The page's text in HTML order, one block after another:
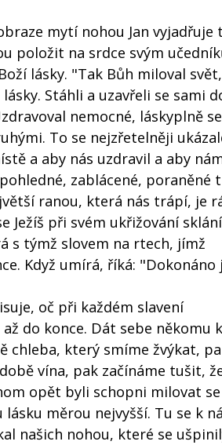
mytí nohou Jan vyjadřuje
položit na srdce svým
lásky. "Tak Bůh miloval
Stáhli a uzavřeli se sami
nemocné, láskyplně se
To se nejzřetelněji
a aby nás uzdravil a aby
zablácené, poraněné
ranou, která nás trápí, je
při svém ukřižování
s týmž slovem na rtech, jímž
Když umírá, říká: "Dokonáno
oč při každém slavení
do konce. Dát sebe někomu
chleba, který smíme žvýkat,
vína, pak začínáme tušit,
opět byli schopni milovat se
měrou nejvyšší. Tu se k
našich nohou, které se